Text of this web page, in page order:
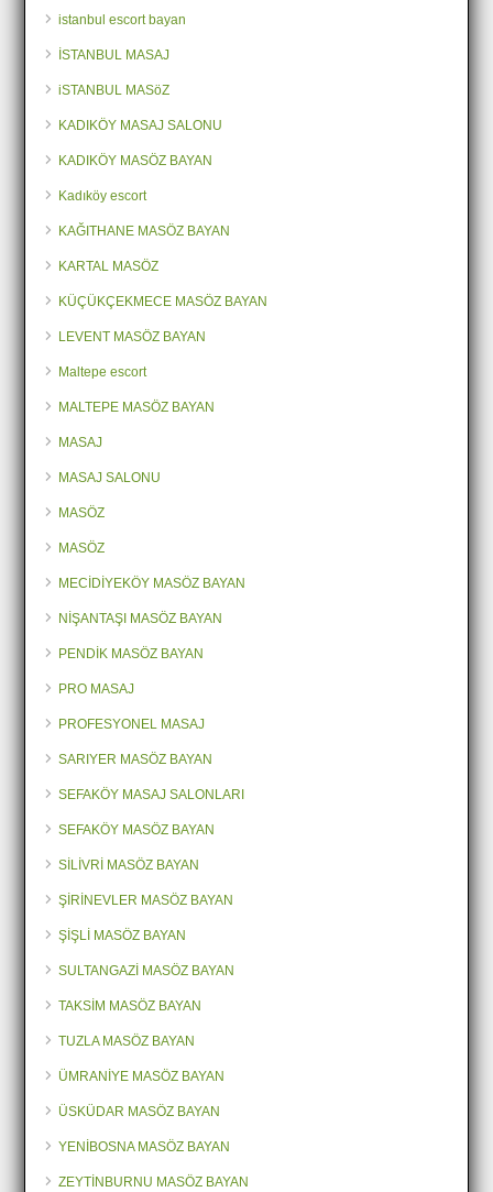
istanbul escort bayan
İSTANBUL MASAJ
iSTANBUL MASöZ
KADIKÖY MASAJ SALONU
KADIKÖY MASÖZ BAYAN
Kadıköy escort
KAĞITHANE MASÖZ BAYAN
KARTAL MASÖZ
KÜÇÜKÇEKMECE MASÖZ BAYAN
LEVENT MASÖZ BAYAN
Maltepe escort
MALTEPE MASÖZ BAYAN
MASAJ
MASAJ SALONU
MASÖZ
MASÖZ
MECİDİYEKÖY MASÖZ BAYAN
NİŞANTAŞI MASÖZ BAYAN
PENDİK MASÖZ BAYAN
PRO MASAJ
PROFESYONEL MASAJ
SARIYER MASÖZ BAYAN
SEFAKÖY MASAJ SALONLARI
SEFAKÖY MASÖZ BAYAN
SİLİVRİ MASÖZ BAYAN
ŞİRİNEVLER MASÖZ BAYAN
ŞİŞLİ MASÖZ BAYAN
SULTANGAZİ MASÖZ BAYAN
TAKSİM MASÖZ BAYAN
TUZLA MASÖZ BAYAN
ÜMRANİYE MASÖZ BAYAN
ÜSKÜDAR MASÖZ BAYAN
YENİBOSNA MASÖZ BAYAN
ZEYTİNBURNU MASÖZ BAYAN